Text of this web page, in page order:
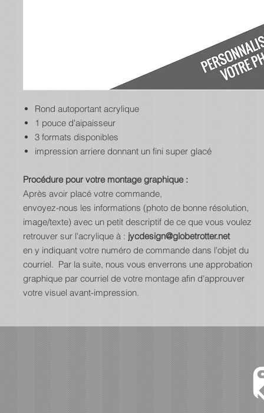
Rond autoportant acrylique
1 pouce d'aipaisseur
3 formats disponibles
impression arriere donnant un fini super glacé
Procédure pour votre montage graphique :
Après avoir placé votre commande,
envoyez-nous les informations (photo de bonne résolution,
image/texte) avec un petit descriptif de ce que vous voulez
retrouver sur l'acrylique à : jycdesign@globetrotter.net
en y indiquant votre numéro de commande dans l'objet du
courriel. Par la suite, nous vous enverrons une approbation
graphique par courriel de votre montage afin d'approuver
votre visuel avant-impression.